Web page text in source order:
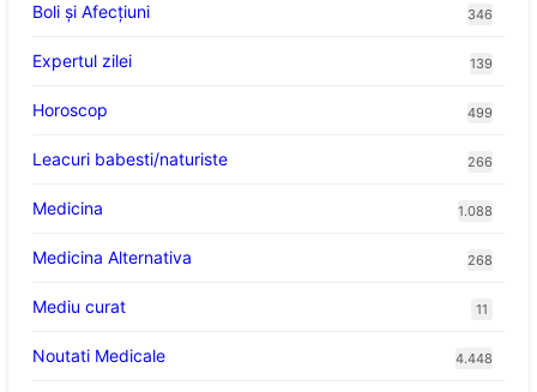
Boli și Afecțiuni 346
Expertul zilei 139
Horoscop 499
Leacuri babesti/naturiste 266
Medicina 1.088
Medicina Alternativa 268
Mediu curat 11
Noutati Medicale 4.448